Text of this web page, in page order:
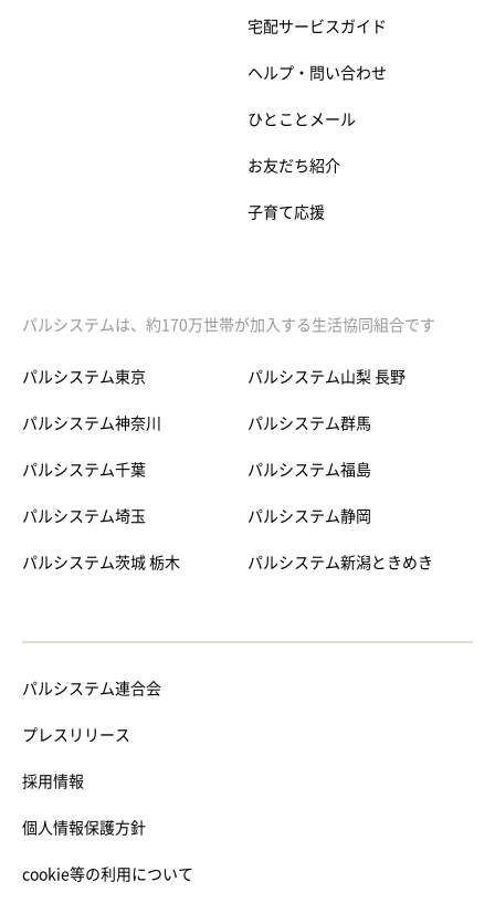
宅配サービスガイド
ヘルプ・問い合わせ
ひとことメール
お友だち紹介
子育て応援
パルシステムは、約170万世帯が加入する生活協同組合です
パルシステム東京
パルシステム神奈川
パルシステム千葉
パルシステム埼玉
パルシステム茨城 栃木
パルシステム山梨 長野
パルシステム群馬
パルシステム福島
パルシステム静岡
パルシステム新潟ときめき
パルシステム連合会
プレスリリース
採用情報
個人情報保護方針
cookie等の利用について